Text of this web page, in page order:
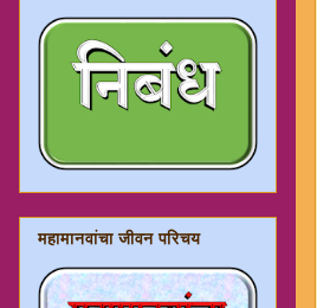
महामानवांचा जीवन परिचय